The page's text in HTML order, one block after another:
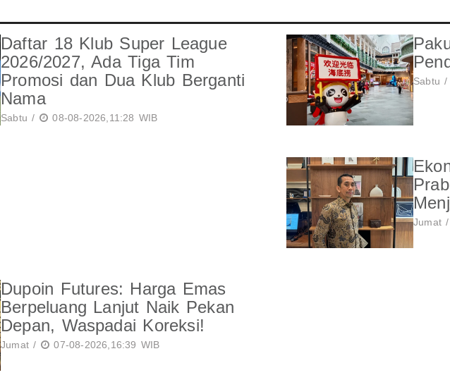
Daftar 18 Klub Super League
2026/2027, Ada Tiga Tim
Promosi dan Dua Klub Berganti
Nama
Sabtu / 08-08-2026,11:28 WIB
Sabtu /
Jumat /
Dupoin Futures: Harga Emas
Berpeluang Lanjut Naik Pekan
Depan, Waspadai Koreksi!
Jumat / 07-08-2026,16:39 WIB